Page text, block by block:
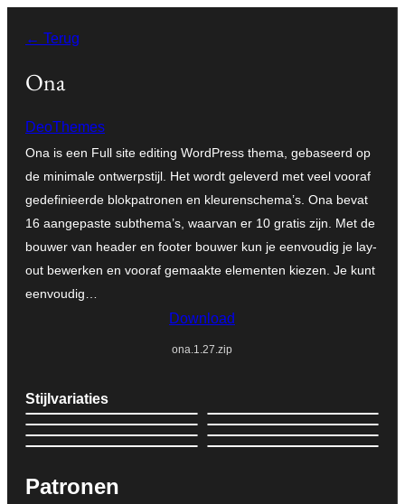
naar
← Terug
Ona
DeoThemes
Ona is een Full site editing WordPress thema, gebaseerd op
de minimale ontwerpstijl. Het wordt geleverd met veel vooraf
gedefinieerde blokpatronen en kleurenschema’s. Ona bevat
16 aangepaste subthema’s, waarvan er 10 gratis zijn. Met de
bouwer van header en footer bouwer kun je eenvoudig je lay-
out bewerken en vooraf gemaakte elementen kiezen. Je kunt
eenvoudig…
Download
ona.1.27.zip
Stijlvariaties
Patronen